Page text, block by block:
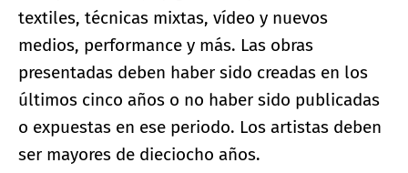
textiles, técnicas mixtas, vídeo y nuevos
medios, performance y más. Las obras
presentadas deben haber sido creadas en los
últimos cinco años o no haber sido publicadas
o expuestas en ese periodo. Los artistas deben
ser mayores de dieciocho años.